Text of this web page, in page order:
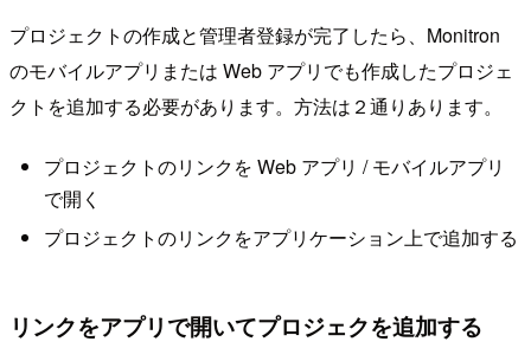
プロジェクトの作成と管理者登録が完了したら、Monitron
のモバイルアプリまたは Web アプリでも作成したプロジェ
クトを追加する必要があります。方法は２通りあります。
プロジェクトのリンクを Web アプリ / モバイルアプリ
で開く
プロジェクトのリンクをアプリケーション上で追加する
リンクをアプリで開いてプロジェクを追加する